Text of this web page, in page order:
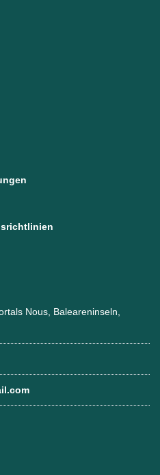
Nous, Baleareninseln,